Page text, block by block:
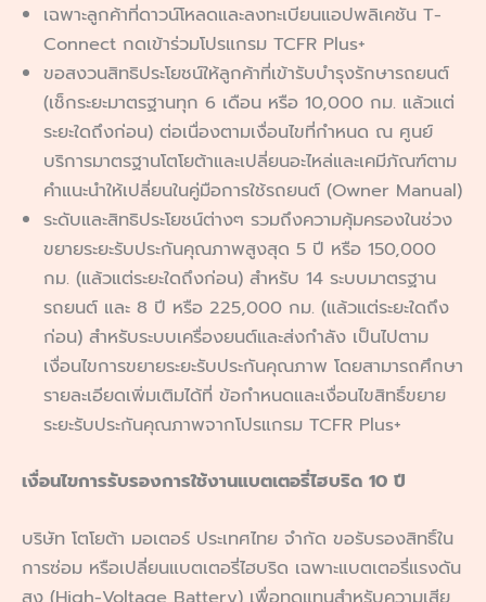
เฉพาะลูกค้าที่ดาวน์โหลดและลงทะเบียนแอปพลิเคชัน T-
Connect กดเข้าร่วมโปรแกรม TCFR Plus+
ขอสงวนสิทธิประโยชน์ให้ลูกค้าที่เข้ารับบำรุงรักษารถยนต์
(เช็กระยะมาตรฐานทุก 6 เดือน หรือ 10,000 กม. แล้วแต่
ระยะใดถึงก่อน) ต่อเนื่องตามเงื่อนไขที่กำหนด ณ ศูนย์
บริการมาตรฐานโตโยต้าและเปลี่ยนอะไหล่และเคมีภัณฑ์ตาม
คำแนะนำให้เปลี่ยนในคู่มือการใช้รถยนต์ (Owner Manual)
ระดับและสิทธิประโยชน์ต่างๆ รวมถึงความคุ้มครองในช่วง
ขยายระยะรับประกันคุณภาพสูงสุด 5 ปี หรือ 150,000
กม. (แล้วแต่ระยะใดถึงก่อน) สำหรับ 14 ระบบมาตรฐาน
รถยนต์ และ 8 ปี หรือ 225,000 กม. (แล้วแต่ระยะใดถึง
ก่อน) สำหรับระบบเครื่องยนต์และส่งกำลัง เป็นไปตาม
เงื่อนไขการขยายระยะรับประกันคุณภาพ โดยสามารถศึกษา
รายละเอียดเพิ่มเติมได้ที่ ข้อกำหนดและเงื่อนไขสิทธิ์ขยาย
ระยะรับประกันคุณภาพจากโปรแกรม TCFR Plus+
เงื่อนไขการรับรองการใช้งานแบตเตอรี่ไฮบริด 10 ปี
บริษัท โตโยต้า มอเตอร์ ประเทศไทย จํากัด ขอรับรองสิทธิ์ใน
การซ่อม หรือเปลี่ยนแบตเตอรี่ไฮบริด เฉพาะแบตเตอรี่แรงดัน